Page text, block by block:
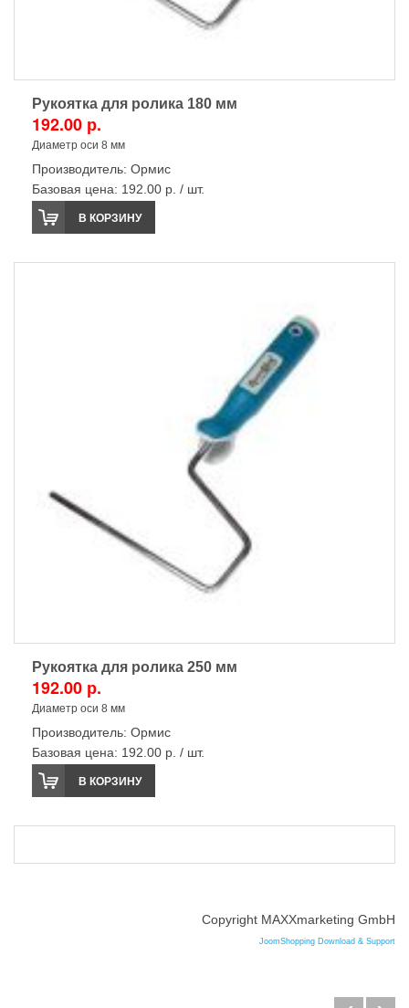
Рукоятка для ролика 180 мм
192.00 р.
Диаметр оси 8 мм
Производитель: Ормис
Базовая цена: 192.00 р. / шт.
В КОРЗИНУ
Рукоятка для ролика 250 мм
192.00 р.
Диаметр оси 8 мм
Производитель: Ормис
Базовая цена: 192.00 р. / шт.
В КОРЗИНУ
Copyright MAXXmarketing GmbH
JoomShopping Download & Support